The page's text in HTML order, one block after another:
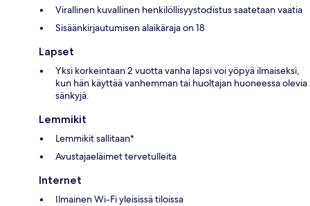
Virallinen kuvallinen henkilöllisyystodistus saatetaan vaatia
Sisäänkirjautumisen alaikäraja on 18
Lapset
Yksi korkeintaan 2 vuotta vanha lapsi voi yöpyä ilmaiseksi,
kun hän käyttää vanhemman tai huoltajan huoneessa olevia
sänkyjä.
Lemmikit
Lemmikit sallitaan*
Avustajaeläimet tervetulleita
Internet
Ilmainen Wi-Fi yleisissä tiloissa